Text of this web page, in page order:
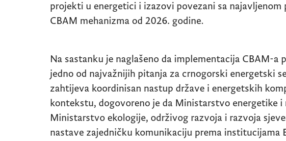
projekti u energetici i izazovi povezani sa najavljenom
CBAM mehanizma od 2026. godine.
Na sastanku je naglašeno da implementacija CBAM-a
jedno od najvažnijih pitanja za crnogorski energetski
zahtijeva koordinisan nastup države i energetskih
kontekstu, dogovoreno je da Ministarstvo energetike i
Ministarstvo ekologije, održivog razvoja i razvoja
nastave zajedničku komunikaciju prema institucijama